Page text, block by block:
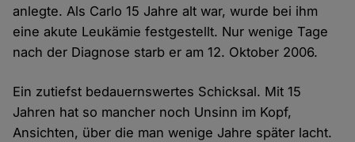
anlegte. Als Carlo 15 Jahre alt war, wurde bei ihm
eine akute Leukämie festgestellt. Nur wenige Tage
nach der Diagnose starb er am 12. Oktober 2006.
Ein zutiefst bedauernswertes Schicksal. Mit 15
Jahren hat so mancher noch Unsinn im Kopf,
Ansichten, über die man wenige Jahre später lacht.